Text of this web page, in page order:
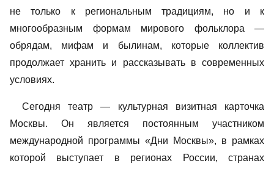
не только к региональным традициям, но и к
многообразным формам мирового фольклора —
обрядам, мифам и былинам, которые коллектив
продолжает хранить и рассказывать в современных
условиях.
Сегодня театр — культурная визитная карточка
Москвы. Он является постоянным участником
международной программы «Дни Москвы», в рамках
которой выступает в регионах России, странах